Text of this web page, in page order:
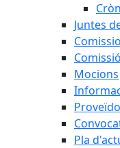
Juntes
Mocions
Pla